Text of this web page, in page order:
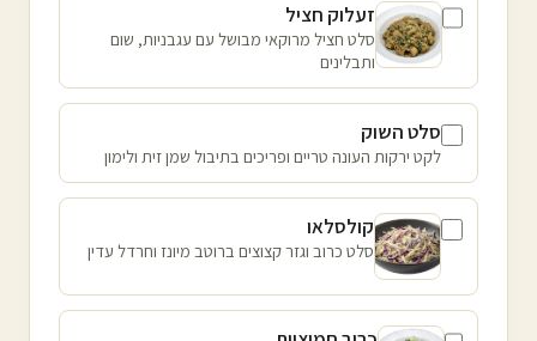
זעלוק חציל
סלט חציל מרוקאי מבושל עם עגבניות, שום
ותבלינים
סלט השוק
לקט ירקות העונה טריים ופריכים בתיבול שמן זית ולימון
קולסלאו
סלט כרוב וגזר קצוצים ברוטב מיונז וחרדל עדין